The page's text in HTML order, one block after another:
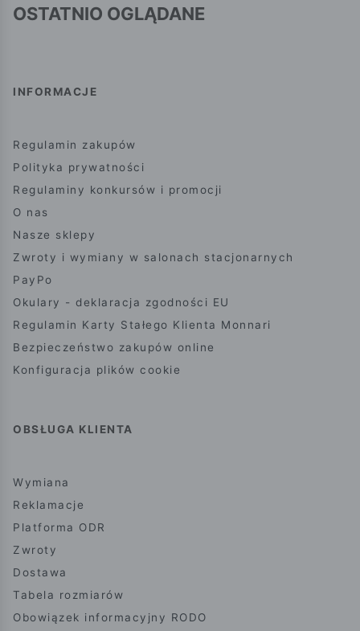
OSTATNIO OGLĄDANE
INFORMACJE
Regulamin zakupów
Polityka prywatności
Regulaminy konkursów i promocji
O nas
Nasze sklepy
Zwroty i wymiany w salonach stacjonarnych
PayPo
Okulary - deklaracja zgodności EU
Regulamin Karty Stałego Klienta Monnari
Bezpieczeństwo zakupów online
Konfiguracja plików cookie
OBSŁUGA KLIENTA
Wymiana
Reklamacje
Platforma ODR
Zwroty
Dostawa
Tabela rozmiarów
Obowiązek informacyjny RODO